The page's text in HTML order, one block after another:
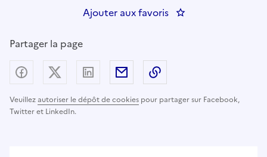
Ajouter aux favoris : Agent
Partager la page
Veuillezautoriser le dépôt de cookies pour partager sur Facebook,
Twitter et LinkedIn.
Partager sur Facebook
Partager sur X (anciennement Twitter) -
Partager sur LinkedIn
Partager par email